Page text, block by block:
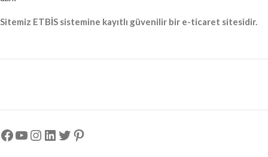
Sitemiz ETBİS sistemine kayıtlı güvenilir bir e-ticaret sitesidir.